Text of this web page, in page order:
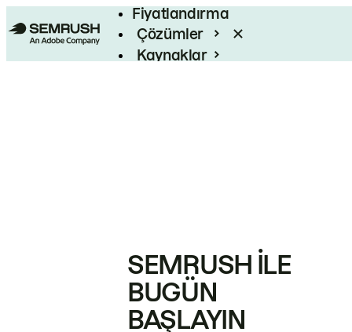
Fiyatlandırma
Çözümler
Kaynaklar
SEMRUSH ILE
BUGÜN
BAŞLAYIN